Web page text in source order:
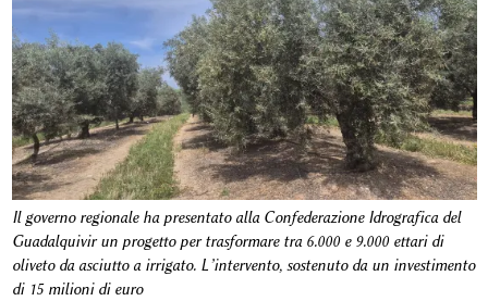
Il governo regionale ha presentato alla Confederazione Idrografica del
Guadalquivir un progetto per trasformare tra 6.000 e 9.000 ettari di
oliveto da asciutto a irrigato. L’intervento, sostenuto da un investimento
di 15 milioni di euro